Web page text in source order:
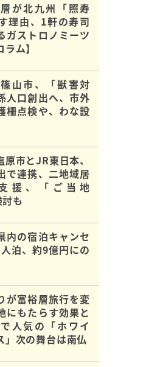
が北九州「照寿
理由、1軒の寿司
ガストロノミーツ
ム】
山市、「獣害対
人口創出へ、市外
柵点検や、わな設
市とJR東日本、
で連携、二地域居
援、「ご当地
も
内の宿泊キャンセ
泊、約9億円にの
が富裕層旅行を変
にもたらす効果と
人気の「ホワイ
」次の舞台は南仏